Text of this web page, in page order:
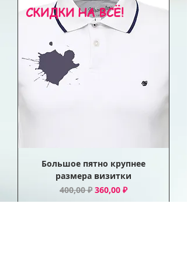
СКИДКИ НА ВСЁ!
Большое пятно крупнее
размера визитки
Обычная цена
400,00 ₽ Цена со скидкой
360,00 ₽